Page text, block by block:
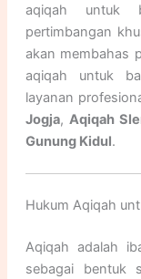
aqiqah untuk
pertimbangan
akan membahas
aqiqah untuk
layanan
Jogja, Aqiqah
Gunung Kidul.
Hukum Aqiqah
Aqiqah adalah
sebagai bentuk